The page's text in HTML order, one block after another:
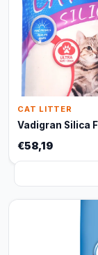
CAT LITTER
Vadigran Silica
€58,19